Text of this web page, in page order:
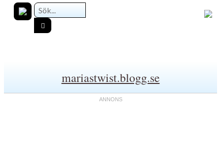
mariastwist.blogg.se